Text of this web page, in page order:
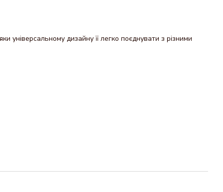
універсальному дизайну її легко поєднувати з різними